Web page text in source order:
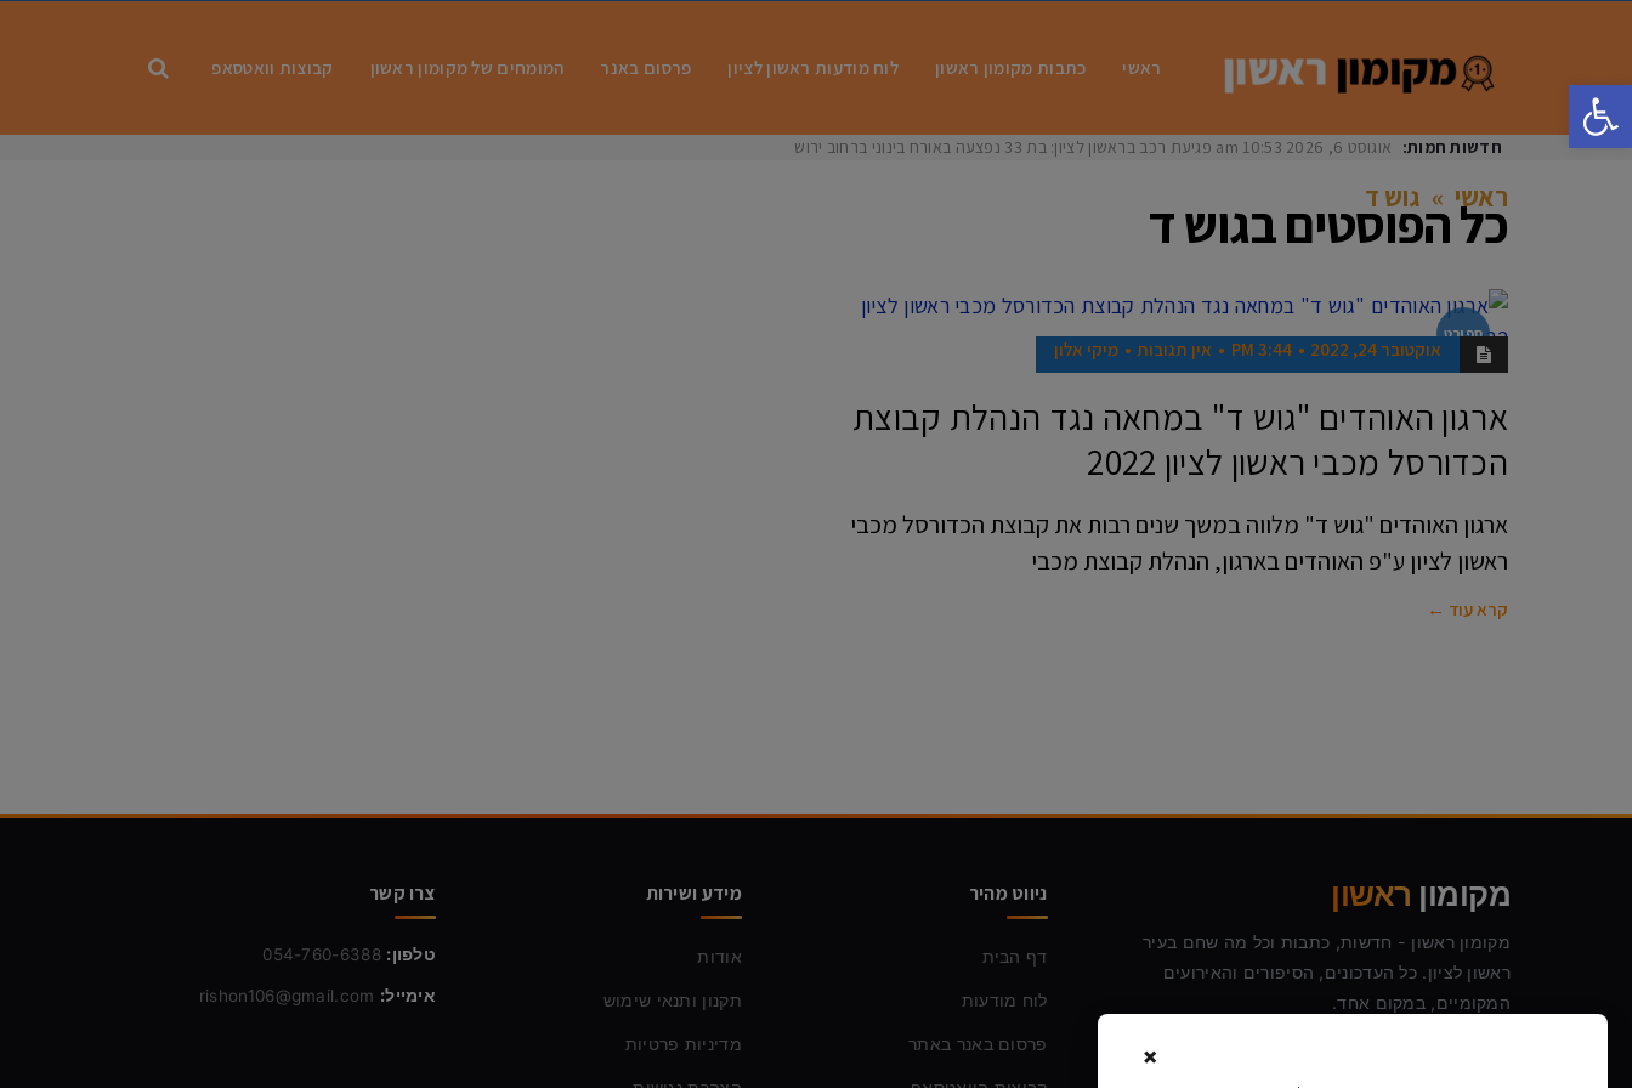
פתח סרגל נגישות
ראשי כתבות מקומון ראשון לוח מודעות ראשון לציון פרסום באנר המומחים של מקומון ראשון קבוצות וואטסאפ
חדשות חמות: אוגוסט 6, 2026 10:53 am פגיעת רכב בראשון לציון: בת 33 נפצעה באורח בינוני ברחוב ירושלי
ראשי » גוש ד
כל הפוסטים בגוש ד
ספורט
אוקטובר 24, 2022 3:44 PM אין תגובות מיקי אלון
ארגון האוהדים "גוש ד" במחאה נגד הנהלת קבוצת
הכדורסל מכבי ראשון לציון 2022
ארגון האוהדים "גוש ד" מלווה במשך שנים רבות את קבוצת הכדורסל מכבי
ראשון לציון ע"פ האוהדים בארגון, הנהלת קבוצת מכבי
קרא עוד ←
מקומון ראשון
מקומון ראשון - חדשות, כתבות וכל מה שחם בעיר
ראשון לציון. כל העדכונים, הסיפורים והאירועים
המקומיים, במקום אחד.
ניווט מהיר
דף הבית
לוח מודעות
פרסום באנר באתר
מידע ושירות
אודות
תקנון ותנאי שימוש
מדיניות פרטיות
צרו קשר
טלפון: 054-760-6388
אימייל: rishon106@gmail.com
×